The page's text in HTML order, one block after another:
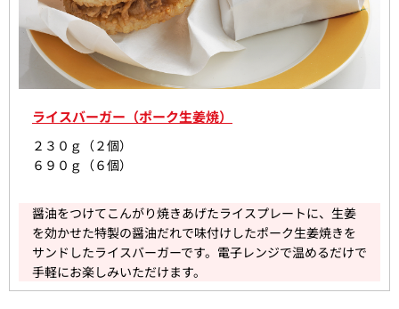
ライスバーガー（ポーク生姜焼）
２３０ｇ（２個）
６９０ｇ（６個）
醤油をつけてこんがり焼きあげたライスプレートに、生姜
を効かせた特製の醤油だれで味付けしたポーク生姜焼きを
サンドしたライスバーガーです。電子レンジで温めるだけで
手軽にお楽しみいただけます。